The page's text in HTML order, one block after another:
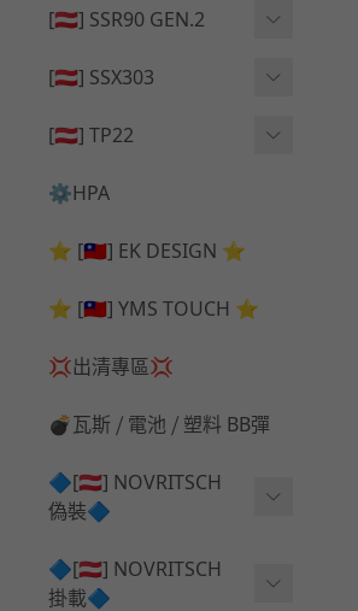
🆙 升級 ⧸ 部件
[🇦🇹] SSR90 GEN.2
🆙 升級 ⧸ 部件
[🇦🇹] SSX303
🔄 原廠 ⧸ 零件
🆙 升級 ⧸ 部件
[🇦🇹] TP22
🔄 原廠 ⧸ 零件
🆙 升級 ⧸ 部件
⚙️HPA
⭐ [🇹🇼] EK DESIGN ⭐
⭐ [🇹🇼] YMS TOUCH ⭐
💢出清專區💢
💣瓦斯 ⧸ 電池 ⧸ 塑料 BB彈
🔷[🇦🇹] NOVRITSCH
偽裝🔷
上衣夾克 ⧸ Jacket
🔷[🇦🇹] NOVRITSCH
掛載🔷